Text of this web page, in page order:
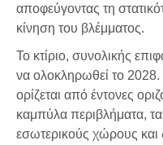
αποφεύγοντας τη
κίνηση του βλέμματος.
Το κτίριο, συνολικής
να ολοκληρωθεί το
ορίζεται από έντονες
καμπύλα περιβλήματα,
εσωτερικούς χώρους